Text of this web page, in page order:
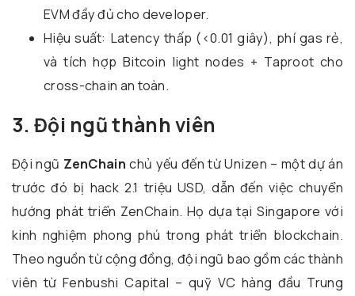
EVM đầy đủ cho developer.
Hiệu suất: Latency thấp (<0.01 giây), phí gas rẻ,
và tích hợp Bitcoin light nodes + Taproot cho
cross-chain an toàn.
3. Đội ngũ thành viên
Đội ngũ ZenChain chủ yếu đến từ Unizen – một dự án
trước đó bị hack 2.1 triệu USD, dẫn đến việc chuyển
hướng phát triển ZenChain. Họ dựa tại Singapore với
kinh nghiệm phong phú trong phát triển blockchain.
Theo nguồn từ cộng đồng, đội ngũ bao gồm các thành
viên từ Fenbushi Capital – quỹ VC hàng đầu Trung